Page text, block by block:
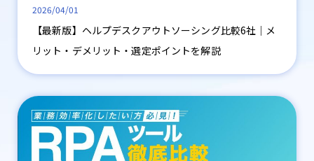
2026/04/01
【最新版】ヘルプデスクアウトソーシング比較6社│メ
リット・デメリット・選定ポイントを解説